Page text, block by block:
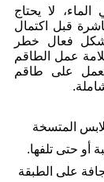
لا يحتاج
قبل اكتمال
بشكل فعال خطر
عمل الطاقم
على طاقم
المتسخة
أو حتى تلفها.
على الطبقة